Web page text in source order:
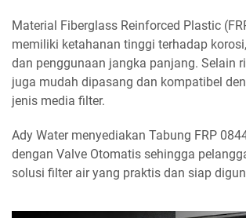
Material Fiberglass Reinforced Plastic
memiliki ketahanan tinggi terhadap
dan penggunaan jangka panjang. Selain
juga mudah dipasang dan kompatibel
jenis media filter.
Ady Water menyediakan Tabung FRP
dengan Valve Otomatis sehingga
solusi filter air yang praktis dan siap